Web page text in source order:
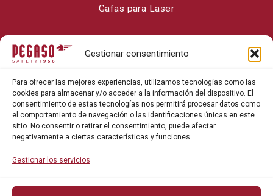
Gestionar consentimiento
Para ofrecer las mejores experiencias, utilizamos tecnologías como las
cookies para almacenar y/o acceder a la información del dispositivo. El
consentimiento de estas tecnologías nos permitirá procesar datos como
el comportamiento de navegación o las identificaciones únicas en este
sitio. No consentir o retirar el consentimiento, puede afectar
negativamente a ciertas características y funciones.
Gestionar los servicios
Gafas para Laser
Sobre Pegaso Safety
Blog